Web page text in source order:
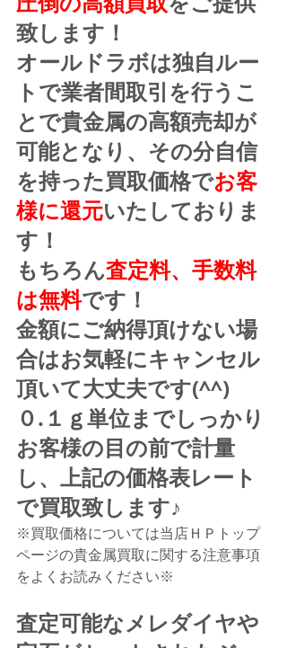
致します！
オールドラボは独自ルー
トで業者間取引を行うこ
とで貴金属の高額売却が
可能となり、その分自信
を持った買取価格でお客
様に還元いたしておりま
す！
もちろん査定料、手数料
は無料です！
金額にご納得頂けない場
合はお気軽にキャンセル
頂いて大丈夫です(^^)
０.１ｇ単位までしっかり
お客様の目の前で計量
し、上記の価格表レート
で買取致します♪
※買取価格については当店ＨＰトップ
ページの貴金属買取に関する注意事項
をよくお読みください※
査定可能なメレダイヤや